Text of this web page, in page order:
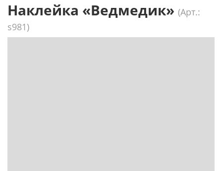
Наклейка «Ведмедик» (Арт.:
s981)